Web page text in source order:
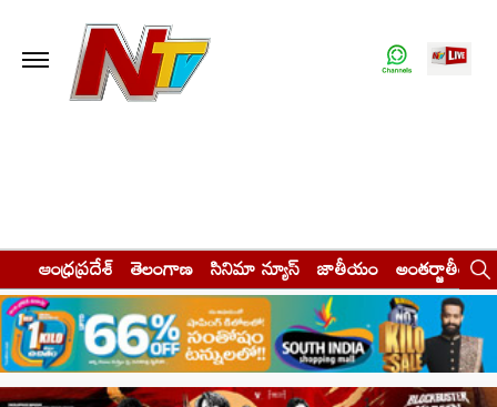
ఆంధ్రప్రదేశ్ తెలంగాణ సినిమా న్యూస్ జాతీయం అంతర్జాతీయం